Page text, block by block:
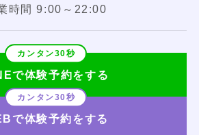
時間 9:00～22:00
で体験予約をする
で体験予約をする